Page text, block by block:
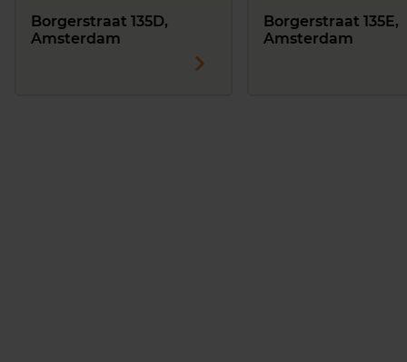
Borgerstraat 135D,
Amsterdam
Borgerstraat 135E,
Amsterdam